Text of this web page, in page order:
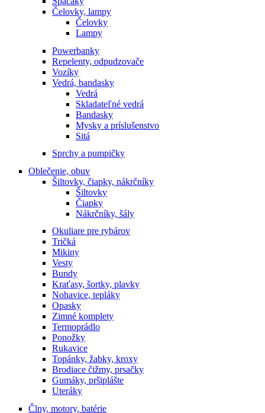
Čelovky, lampy
Čelovky
Lampy
Powerbanky
Repelenty, odpudzovače
Vozíky
Vedrá, bandasky
Vedrá
Skladateľné vedrá
Bandasky
Mysky a príslušenstvo
Sitá
Sprchy a pumpičky
Oblečenie, obuv
Šiltovky, čiapky, nákrčníky
Šiltovky
Čiapky
Nákrčníky, šály
Okuliare pre rybárov
Tričká
Mikiny
Vesty
Bundy
Kraťasy, šortky, plavky
Nohavice, tepláky
Opasky
Zimné komplety
Termoprádlo
Ponožky
Rukavice
Topánky, žabky, kroxy
Brodiace čižmy, prsačky
Gumáky, pršiplášte
Uteráky
Člny, motory, batérie